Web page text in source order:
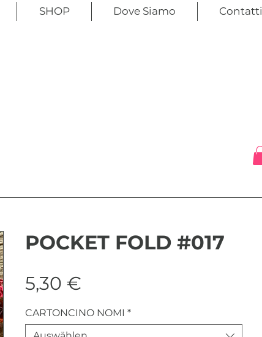
SHOP Dove Siamo Contatti
POCKET FOLD #017
5,30 €
CARTONCINO NOMI *